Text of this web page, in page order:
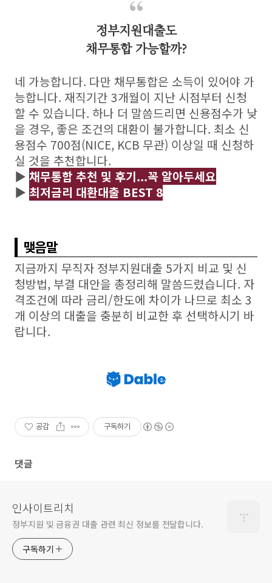
정부지원대출도
채무통합 가능할까?
네 가능합니다. 다만 채무통합은 소득이 있어야 가
능합니다. 재직기간 3개월이 지난 시점부터 신청
할 수 있습니다. 하나 더 말씀드리면 신용점수가 낮
을 경우, 좋은 조건의 대환이 불가합니다. 최소 신
용점수 700점(NICE, KCB 무관) 이상일 때 신청하
실 것을 추천합니다.
▶ 채무통합 추천 및 후기...꼭 알아두세요
▶ 최저금리 대환대출 BEST 8
맺음말
지금까지 무직자 정부지원대출 5가지 비교 및 신
청방법, 부결 대안을 총정리해 말씀드렸습니다. 자
격조건에 따라 금리/한도에 차이가 나므로 최소 3
개 이상의 대출을 충분히 비교한 후 선택하시기 바
랍니다.
공감 구독하기
댓글
인사이트리치
정부지원 및 금융권 대출 관련 최신 정보를 전달합니다.
구독하기